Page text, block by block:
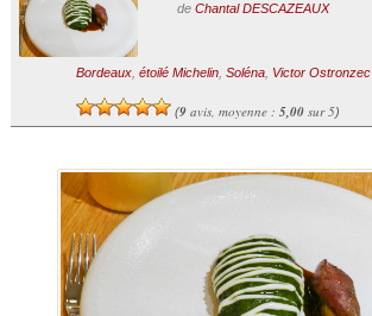
de Chantal DESCAZEAUX
Bordeaux, étoilé Michelin, Soléna, Victor Ostronzec
(9avis, moyenne : 5,00sur 5)